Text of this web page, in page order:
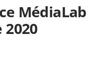
MédiaLab